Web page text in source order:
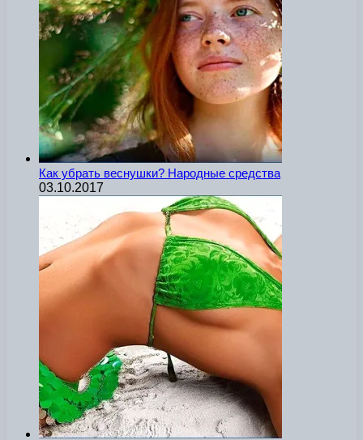
Как убрать веснушки? Народные средства
03.10.2017